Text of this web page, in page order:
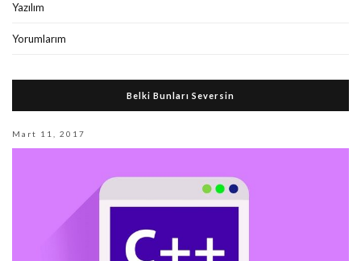
Yazılım
Yorumlarım
Belki Bunları Seversin
Mart 11, 2017